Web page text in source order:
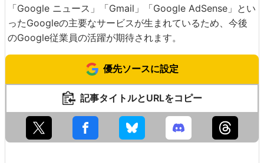
「Google ニュース」「Gmail」「Google AdSense」とい
ったGoogleの主要なサービスが生まれているため、今後
のGoogle従業員の活躍が期待されます。
優先ソースに設定
記事タイトルとURLをコピー